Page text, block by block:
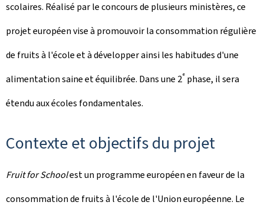
scolaires. Réalisé par le concours de plusieurs ministères, ce
projet européen vise à promouvoir la consommation régulière
de fruits à l'école et à développer ainsi les habitudes d'une
alimentation saine et équilibrée. Dans une 2e phase, il sera
étendu aux écoles fondamentales.
Contexte et objectifs du projet
Fruit for Schoolest un programme européen en faveur de la
consommation de fruits à l'école de l'Union européenne. Le